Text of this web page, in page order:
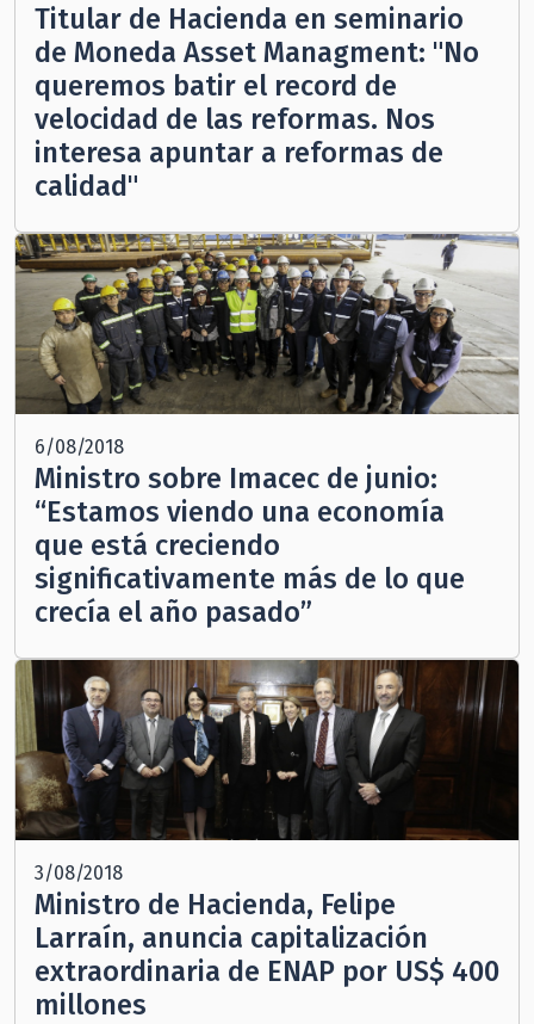
Titular de Hacienda en seminario
de Moneda Asset Managment: "No
queremos batir el record de
velocidad de las reformas. Nos
interesa apuntar a reformas de
calidad"
6/08/2018
Ministro sobre Imacec de junio:
“Estamos viendo una economía
que está creciendo
significativamente más de lo que
crecía el año pasado”
3/08/2018
Ministro de Hacienda, Felipe
Larraín, anuncia capitalización
extraordinaria de ENAP por US$ 400
millones